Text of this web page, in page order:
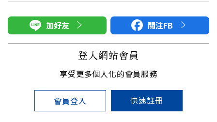
加好友 關注FB
登入網站會員
享受更多個人化的會員服務
會員登入 快速註冊